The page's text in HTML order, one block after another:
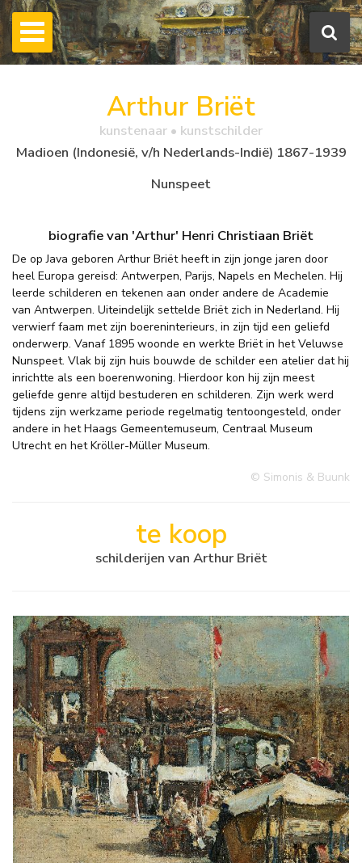
Arthur Briët
kunstenaar • kunstschilder
Madioen (Indonesië, v/h Nederlands-Indië) 1867-1939
Nunspeet
biografie van 'Arthur' Henri Christiaan Briët
De op Java geboren Arthur Briët heeft in zijn jonge jaren door
heel Europa gereisd: Antwerpen, Parijs, Napels en Mechelen. Hij
leerde schilderen en tekenen aan onder andere de Academie
van Antwerpen. Uiteindelijk settelde Briët zich in Nederland. Hij
verwierf faam met zijn boereninterieurs, in zijn tijd een geliefd
onderwerp. Vanaf 1895 woonde en werkte Briët in het Veluwse
Nunspeet. Vlak bij zijn huis bouwde de schilder een atelier dat hij
inrichtte als een boerenwoning. Hierdoor kon hij zijn meest
geliefde genre altijd bestuderen en schilderen. Zijn werk werd
tijdens zijn werkzame periode regelmatig tentoongesteld, onder
andere in het Haags Gemeentemuseum, Centraal Museum
Utrecht en het Kröller-Müller Museum.
© Simonis & Buunk
te koop
schilderijen van Arthur Briët